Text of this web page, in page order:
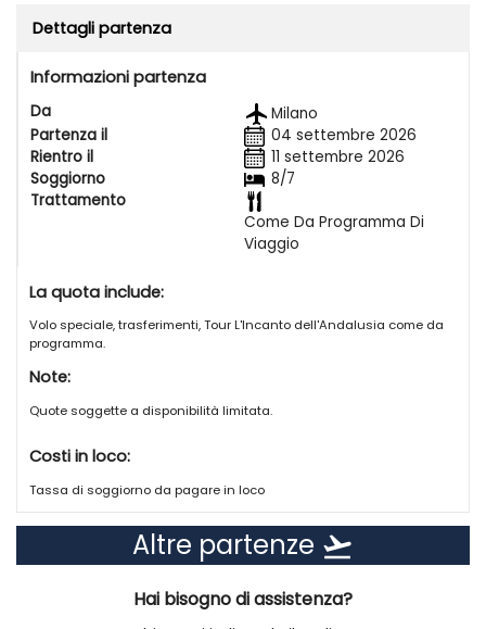
disposizione, non dimenticandoci delle Isole, Baleari e Canarie facenti
parte anch’esse del territorio spagnolo. Il Regno di Spagna, fa parte,
occupa oltre l’80% del territorio. È suddivisa, dal 1978, in 17 regioni
Dettagli partenza
Informazioni partenza
Da
Milano
Partenza il
04 settembre 2026
Rientro il
11 settembre 2026
Soggiorno
8/7
Trattamento
Come Da Programma Di
Viaggio
La quota include:
Volo speciale, trasferimenti, Tour L'Incanto dell'Andalusia come da
programma.
Note:
Quote soggette a disponibilità limitata.
Costi in loco:
Tassa di soggiorno da pagare in loco
Altre partenze flight_takeoff
Hai bisogno di assistenza?